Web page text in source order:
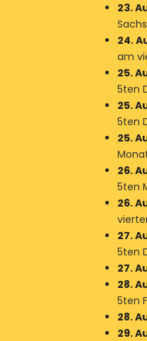
23.
24.
am
25.
5ten
25.
5ten
25.
26.
5ten
26.
27.
5ten
27.
28.
5ten
28.
29.